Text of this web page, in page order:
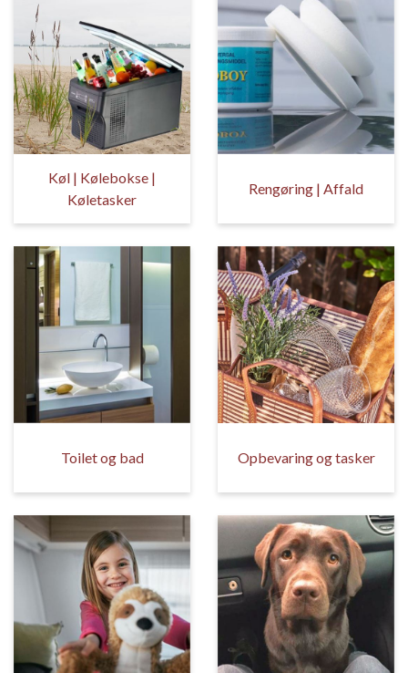
Køl | Kølebokse |
Køletasker
Rengøring | Affald
Toilet og bad Opbevaring og tasker